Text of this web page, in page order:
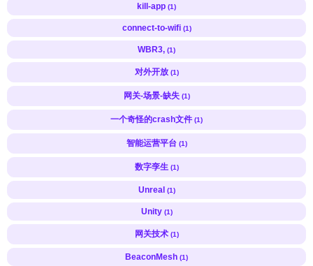
kill-app (1)
connect-to-wifi (1)
WBR3, (1)
对外开放 (1)
网关-场景-缺失 (1)
一个奇怪的crash文件 (1)
智能运营平台 (1)
数字孪生 (1)
Unreal (1)
Unity (1)
网关技术 (1)
BeaconMesh (1)